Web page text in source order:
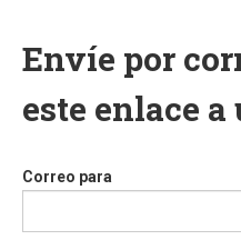
Envíe por
este enlace
Correo para